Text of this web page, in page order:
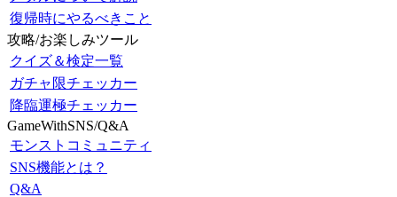
復帰時にやるべきこと
攻略/お楽しみツール
クイズ＆検定一覧
ガチャ限チェッカー
降臨運極チェッカー
GameWithSNS/Q&A
モンストコミュニティ
SNS機能とは？
Q&A